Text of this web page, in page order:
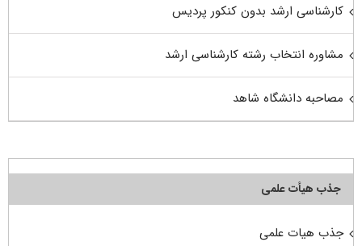
کارشناسی ارشد بدون کنکور پردیس
مشاوره انتخاب رشته کارشناسی ارشد
مصاحبه دانشگاه شاهد
جذب هیأت علمی
جذب هیات علمی